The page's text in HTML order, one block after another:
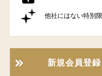
他社にはない特別
新規会員登録